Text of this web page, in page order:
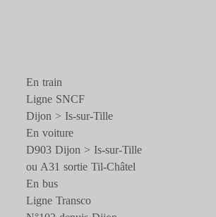
En train
Ligne SNCF
Dijon > Is-sur-Tille
En voiture
D903 Dijon > Is-sur-Tille
ou A31 sortie Til-Châtel
En bus
Ligne Transco